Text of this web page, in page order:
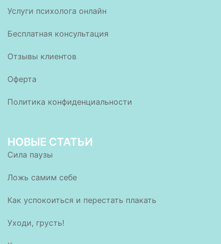
Услуги психолога онлайн
Бесплатная консультация
Отзывы клиентов
Оферта
Политика конфиденциальности
НОВЫЕ СТАТЬИ
Сила паузы
Ложь самим себе
Как успокоиться и перестать плакать
Уходи, грусть!